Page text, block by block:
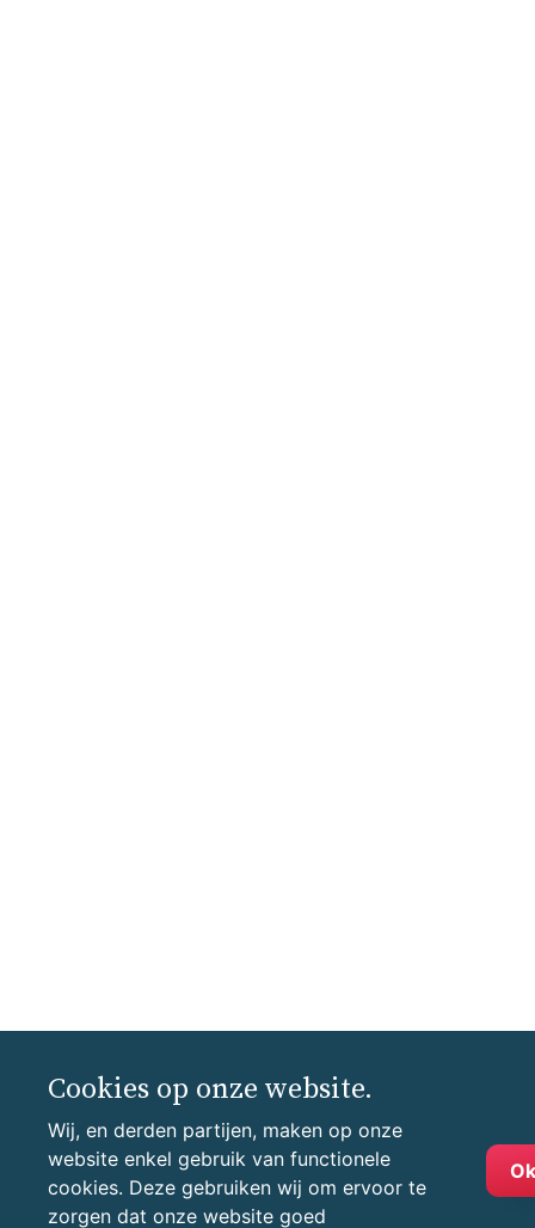
Cookies op onze website.
Wij, en derden partijen, maken op onze
website enkel gebruik van functionele
cookies. Deze gebruiken wij om ervoor te
zorgen dat onze website goed
Ok